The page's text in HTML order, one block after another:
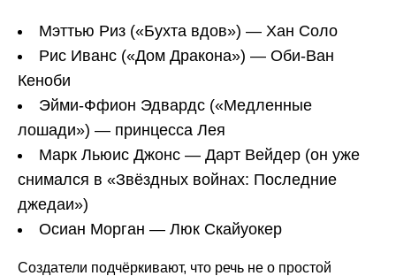
Мэттью Риз («Бухта вдов») — Хан Соло
Рис Иванс («Дом Дракона») — Оби-Ван
Кеноби
Эйми-Ффион Эдвардс («Медленные
лошади») — принцесса Лея
Марк Льюис Джонс — Дарт Вейдер (он уже
снимался в «Звёздных войнах: Последние
джедаи»)
Осиан Морган — Люк Скайуокер
Создатели подчёркивают, что речь не о простой